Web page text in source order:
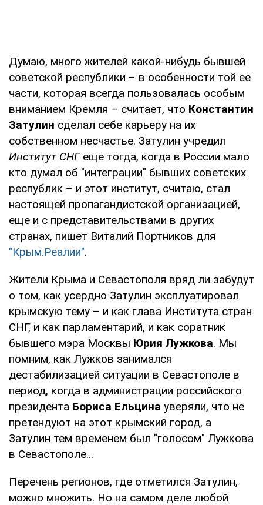
Думаю, много жителей какой-нибудь бывшей
советской республики – в особенности той ее
части, которая всегда пользовалась особым
вниманием Кремля – считает, что Константин
Затулин сделал себе карьеру на их
собственном несчастье. Затулин учредил
Институт СНГеще тогда, когда в России мало
кто думал об "интеграции" бывших советских
республик – и этот институт, считаю, стал
настоящей пропагандистской организацией,
еще и с представительствами в других
странах, пишет Виталий Портников для
"Крым.Реалии".
Жители Крыма и Севастополя вряд ли забудут
о том, как усердно Затулин эксплуатировал
крымскую тему – и как глава Института стран
СНГ, и как парламентарий, и как соратник
бывшего мэра Москвы Юрия Лужкова. Мы
помним, как Лужков занимался
дестабилизацией ситуации в Севастополе в
период, когда в администрации российского
президента Бориса Ельцина уверяли, что не
претендуют на этот крымский город, а
Затулин тем временем был "голосом" Лужкова
в Севастополе...
Перечень регионов, где отметился Затулин,
можно множить. Но на самом деле любой